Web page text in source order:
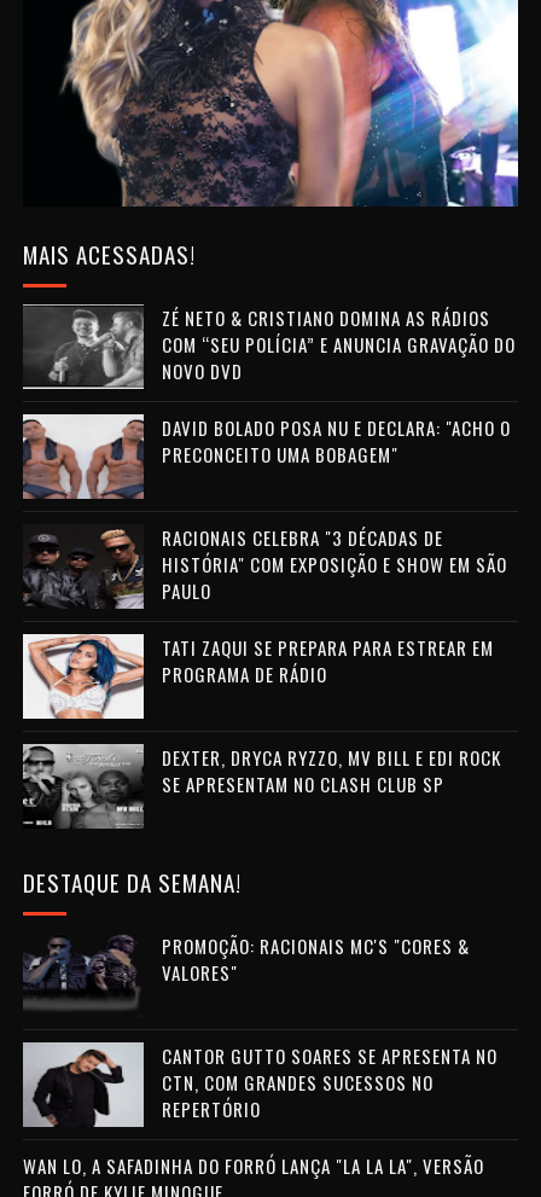
MAIS ACESSADAS!
ZÉ NETO & CRISTIANO DOMINA AS RÁDIOS
COM “SEU POLÍCIA” E ANUNCIA GRAVAÇÃO DO
NOVO DVD
DAVID BOLADO POSA NU E DECLARA: "ACHO O
PRECONCEITO UMA BOBAGEM"
RACIONAIS CELEBRA "3 DÉCADAS DE
HISTÓRIA" COM EXPOSIÇÃO E SHOW EM SÃO
PAULO
TATI ZAQUI SE PREPARA PARA ESTREAR EM
PROGRAMA DE RÁDIO
DEXTER, DRYCA RYZZO, MV BILL E EDI ROCK
SE APRESENTAM NO CLASH CLUB SP
DESTAQUE DA SEMANA!
PROMOÇÃO: RACIONAIS MC'S "CORES &
VALORES"
CANTOR GUTTO SOARES SE APRESENTA NO
CTN, COM GRANDES SUCESSOS NO
REPERTÓRIO
WAN LO, A SAFADINHA DO FORRÓ LANÇA "LA LA LA", VERSÃO